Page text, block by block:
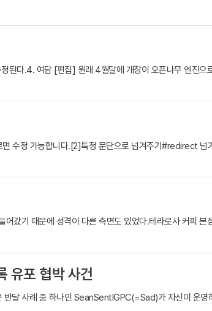
된다.4. 여담 [편집] 원래 4월달에 개장이 오픈나무 엔진
수정 가능합니다.[2]특정 문단으로 넘겨주기#redirect
갔기 때문에 성격이 다른 측면도 있었다.테라로사 커피
유포 협박 사건
달 사례 중 하나인 SeanSentIGPC(=Sad)가 자신이 운